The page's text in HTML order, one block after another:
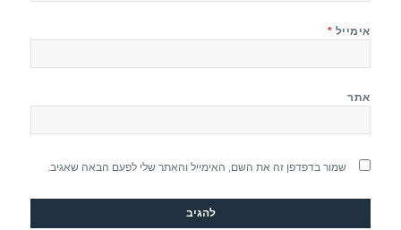
אימייל *
אתר
שמור בדפדפן זה את השם, האימייל והאתר שלי לפעם הבאה שאגיב.